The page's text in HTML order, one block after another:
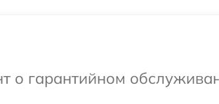
о гарантийном